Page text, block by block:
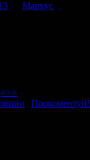
Маркус
>>>
Прокоментуй!